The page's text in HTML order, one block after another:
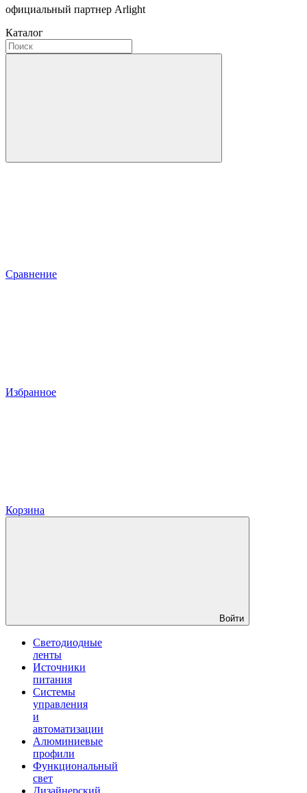
официальный партнер Arlight
Каталог
Сравнение
Избранное
Корзина
Войти
Светодиодные
ленты
Источники
питания
Системы
управления
и
автоматизации
Алюминиевые
профили
Функциональный
свет
Дизайнерский